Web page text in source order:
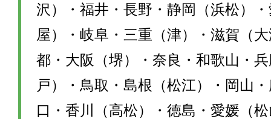
沢）・福井・長野・静岡（浜松）
屋）・岐阜・三重（津）・滋賀（
都・大阪（堺）・奈良・和歌山・
戸）・鳥取・島根（松江）・岡山
口・香川（高松）・徳島・愛媛（